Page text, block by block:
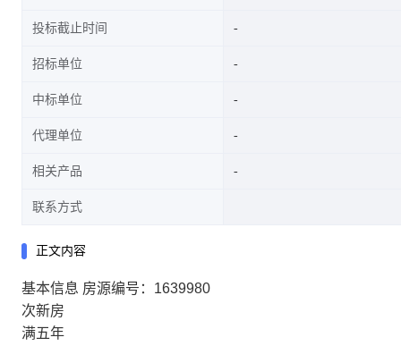
投标截止时间
招标单位
中标单位
代理单位
相关产品
联系方式
正文内容
基本信息 房源编号： 1639980
次新房
满五年